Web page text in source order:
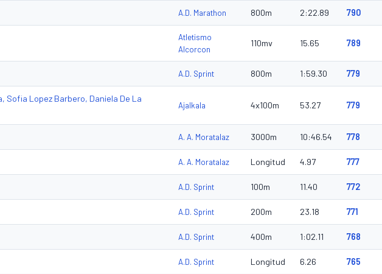
A.D. Marathon 800m 2:22.89 790
Atletismo
Alcorcon
110mv 15.65 789
A.D. Sprint 800m 1:59.30 779
Sofia Lopez Barbero, Daniela De La
Ajalkala 4x100m 53.27 779
A. A. Moratalaz 3000m 10:46.54 778
A. A. Moratalaz Longitud 4.97 777
A.D. Sprint 100m 11.40 772
A.D. Sprint 200m 23.18 771
A.D. Sprint 400m 1:02.11 768
A.D. Sprint Longitud 6.26 765